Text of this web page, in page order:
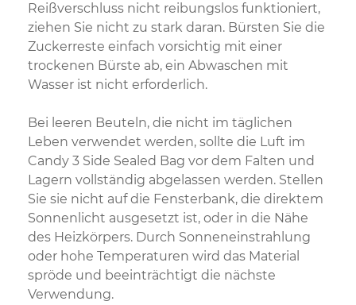
Reißverschluss nicht reibungslos funktioniert,
ziehen Sie nicht zu stark daran. Bürsten Sie die
Zuckerreste einfach vorsichtig mit einer
trockenen Bürste ab, ein Abwaschen mit
Wasser ist nicht erforderlich.
Bei leeren Beuteln, die nicht im täglichen
Leben verwendet werden, sollte die Luft im
Candy 3 Side Sealed Bag vor dem Falten und
Lagern vollständig abgelassen werden. Stellen
Sie sie nicht auf die Fensterbank, die direktem
Sonnenlicht ausgesetzt ist, oder in die Nähe
des Heizkörpers. Durch Sonneneinstrahlung
oder hohe Temperaturen wird das Material
spröde und beeinträchtigt die nächste
Verwendung.